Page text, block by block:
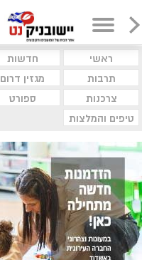
ראשי חדשות
תרבות
מגזין דרום
צרכנות
ספורט
טיפים והמלצות